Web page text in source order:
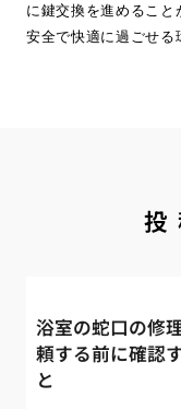
に鍵交換を進めるこ
安全で快適に過ごせる
浴室の蛇口の修
頼する前に確認
と